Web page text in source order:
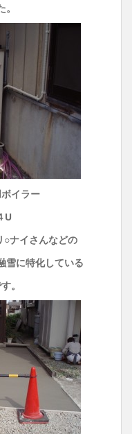
イラー
U
○ナイさんなどの
雪に特化している
。